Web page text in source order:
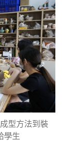
型方法到裝
學生